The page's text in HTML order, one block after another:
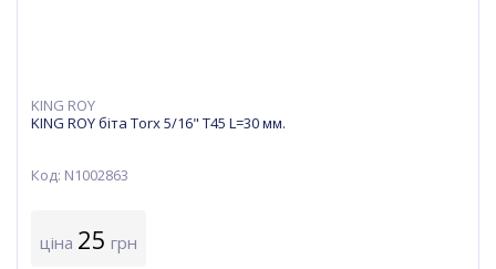
KING ROY
KING ROY біта Torx 5/16" T45 L=30 мм.
Код: N1002863
ціна 25 грн